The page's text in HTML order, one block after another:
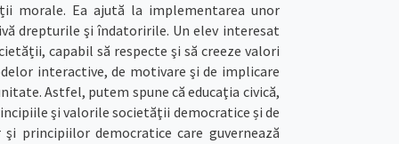
morale. Ea ajută la implementarea unor
drepturile şi îndatoririle. Un elev interesat
capabil să respecte şi să creeze valori
interactive, de motivare şi de implicare
Astfel, putem spune că educaţia civică,
şi valorile societăţii democratice și de
principiilor democratice care guvernează